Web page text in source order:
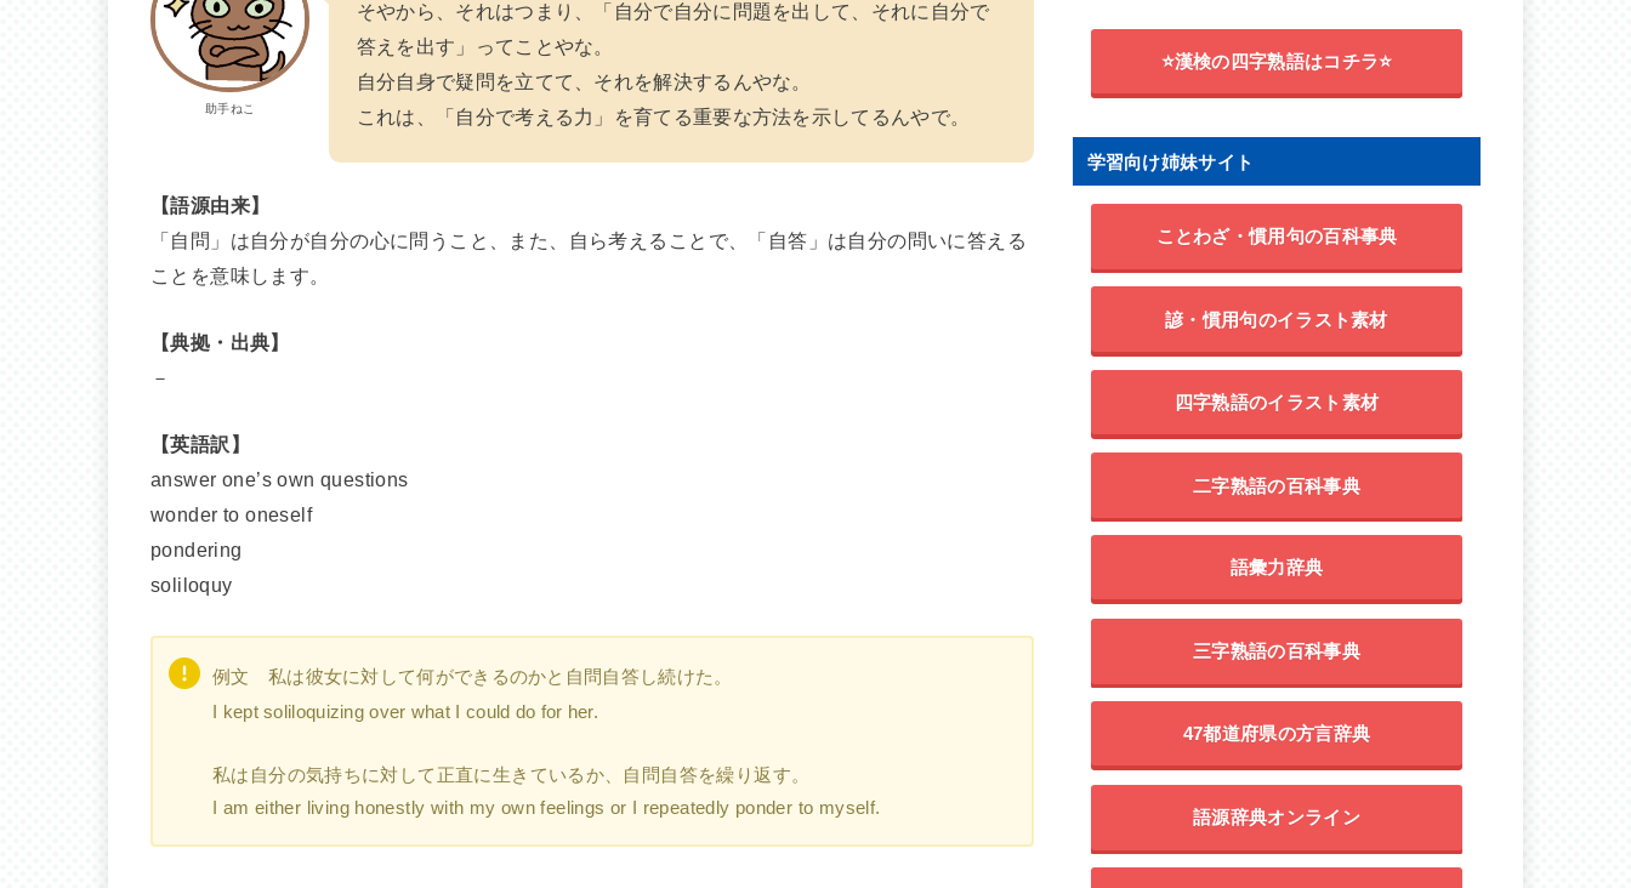
助手ねこ
そやから、それはつまり、「自分で自分に問題を出して、それに自分で
答えを出す」ってことやな。
自分自身で疑問を立てて、それを解決するんやな。
これは、「自分で考える力」を育てる重要な方法を示してるんやで。
【語源由来】
「自問」は自分が自分の心に問うこと、また、自ら考えることで、「自答」は自分の問いに答える
ことを意味します。
【典拠・出典】
－
【英語訳】
answer one’s own questions
wonder to oneself
pondering
soliloquy
例文 私は彼女に対して何ができるのかと自問自答し続けた。
I kept soliloquizing over what I could do for her.
私は自分の気持ちに対して正直に生きているか、自問自答を繰り返す。
I am either living honestly with my own feelings or I repeatedly ponder to myself.
⭐漢検の四字熟語はコチラ⭐
学習向け姉妹サイト
ことわざ・慣用句の百科事典
諺・慣用句のイラスト素材
四字熟語のイラスト素材
二字熟語の百科事典
語彙力辞典
三字熟語の百科事典
47都道府県の方言辞典
語源辞典オンライン